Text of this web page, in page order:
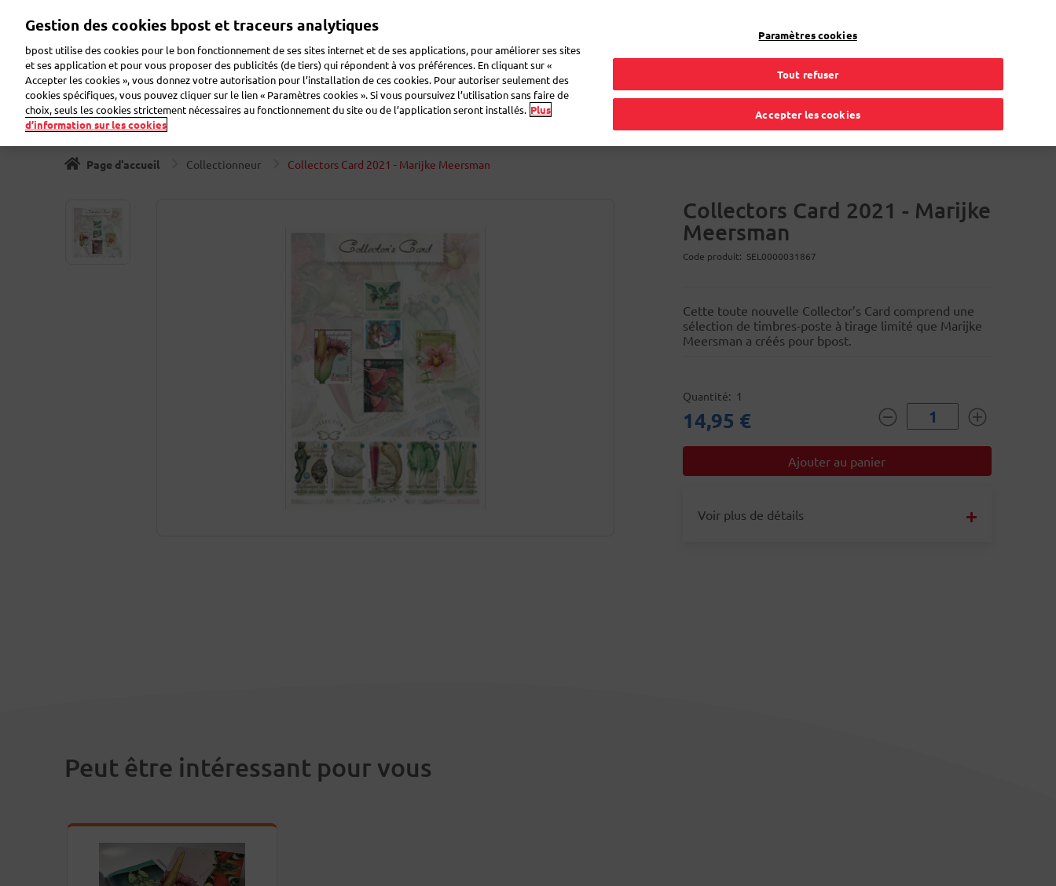
principal
Bienvenue sur eShop
Zoeken
Mon compte
Timbres Collectionneur Cartes de voeux Etiquettes pour colis Enveloppes & boîtes Cahiers Atoma Déménagement Carte de procuration Solutions en ligne
Page d'accueil Collectionneur Collectors Card 2021 - Marijke Meersman
Collectors Card 2021 - Marijke
Meersman
Code produit SEL0000031867
Cette toute nouvelle Collector’s Card comprend une
sélection de timbres-poste à tirage limité que Marijke
Meersman a créés pour bpost.
Quantité 1
14,95 €
Voir plus de détails
Peut être intéressant pour vous
Gestion des cookies bpost et traceurs analytiques
bpost utilise des cookies pour le bon fonctionnement de ses sites internet et de ses applications, pour améliorer ses sites
et ses application et pour vous proposer des publicités (de tiers) qui répondent à vos préférences. En cliquant sur «
Accepter les cookies », vous donnez votre autorisation pour l’installation de ces cookies. Pour autoriser seulement des
cookies spécifiques, vous pouvez cliquer sur le lien « Paramètres cookies ». Si vous poursuivez l’utilisation sans faire de
choix, seuls les cookies strictement nécessaires au fonctionnement du site ou de l’application seront installés. Plus
d’information sur les cookies
Paramètres cookies
Tout refuser
Accepter les cookies